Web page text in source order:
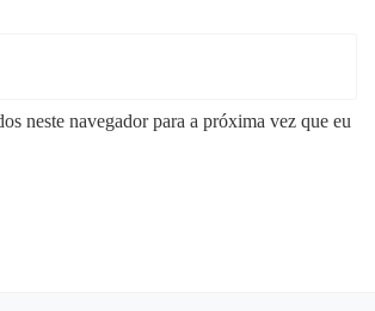
neste navegador para a próxima vez que eu